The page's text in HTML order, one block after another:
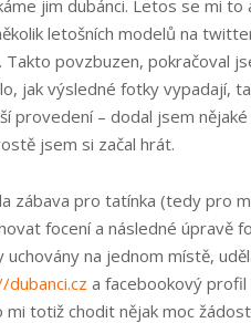
jim dubánci. Letos se mi to
letošních modelů na
povzbuzen, pokračoval
jak výsledné fotky vypadají,
provedení – dodal jsem nějaké
jsem si začal hrát.
zábava pro tatínka (tedy pro
focení a následné úpravě
na jednom místě,
dubanci.cza facebookový profil
mi totiž chodit nějak moc